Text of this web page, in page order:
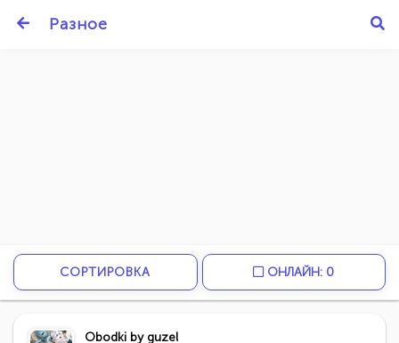
Разное
СОРТИРОВКА ОНЛАЙН: 0
Obodki by guzel